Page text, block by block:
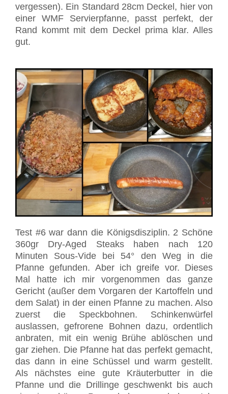
vergessen). Ein Standard 28cm Deckel, hier von
einer WMF Servierpfanne, passt perfekt, der
Rand kommt mit dem Deckel prima klar. Alles
gut.
Test #6 war dann die Königsdisziplin. 2 Schöne
360gr Dry-Aged Steaks haben nach 120
Minuten Sous-Vide bei 54° den Weg in die
Pfanne gefunden. Aber ich greife vor. Dieses
Mal hatte ich mir vorgenommen das ganze
Gericht (außer dem Vorgaren der Kartoffeln und
dem Salat) in der einen Pfanne zu machen. Also
zuerst die Speckbohnen. Schinkenwürfel
auslassen, gefrorene Bohnen dazu, ordentlich
anbraten, mit ein wenig Brühe ablöschen und
gar ziehen. Die Pfanne hat das perfekt gemacht,
das dann in eine Schüssel und warm gestellt.
Als nächstes eine gute Kräuterbutter in die
Pfanne und die Drillinge geschwenkt bis auch